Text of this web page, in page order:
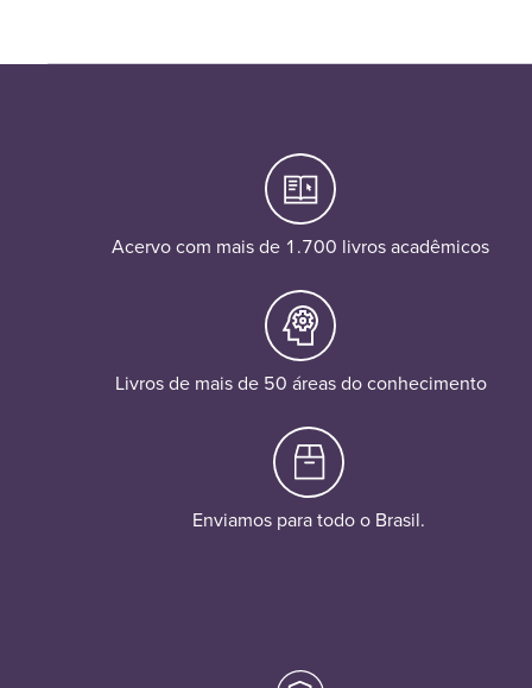
Acervo com mais de 1.700 livros acadêmicos
Livros de mais de 50 áreas do conhecimento
Enviamos para todo o Brasil.